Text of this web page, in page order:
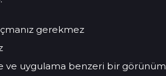
gerekmez
ve uygulama benzeri bir